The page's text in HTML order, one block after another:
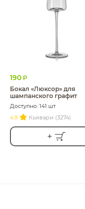
190 Р
Бокал «Люксор» для
шампанского графит
Доступно: 141 шт
4.9
Кьявари (3274)